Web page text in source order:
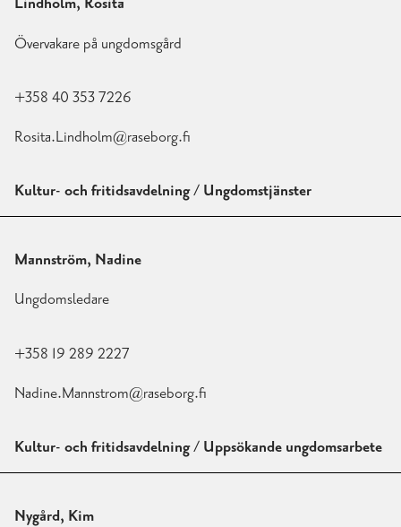
Lindholm, Rosita
Övervakare på ungdomsgård
+358 40 353 7226
Rosita.Lindholm@raseborg.fi
Kultur- och fritidsavdelning / Ungdomstjänster
Mannström, Nadine
Ungdomsledare
+358 19 289 2227
Nadine.Mannstrom@raseborg.fi
Kultur- och fritidsavdelning / Uppsökande ungdomsarbete
Nygård, Kim